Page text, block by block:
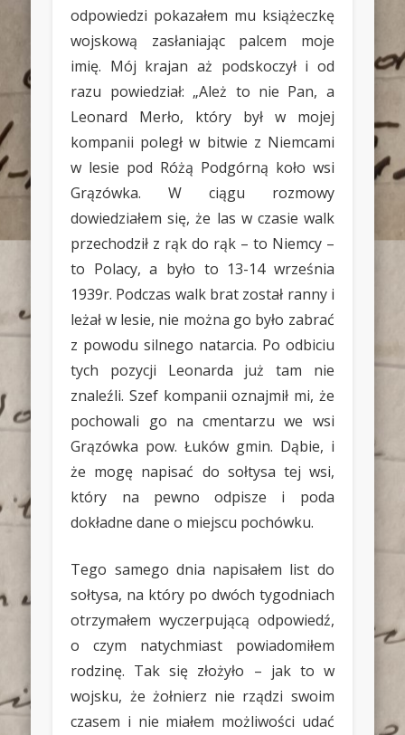
odpowiedzi pokazałem mu książeczkę
wojskową zasłaniając palcem moje
imię. Mój krajan aż podskoczył i od
razu powiedział: „Ależ to nie Pan, a
Leonard Merło, który był w mojej
kompanii poległ w bitwie z Niemcami
w lesie pod Różą Podgórną koło wsi
Grązówka. W ciągu rozmowy
dowiedziałem się, że las w czasie walk
przechodził z rąk do rąk – to Niemcy –
to Polacy, a było to 13-14 września
1939r. Podczas walk brat został ranny i
leżał w lesie, nie można go było zabrać
z powodu silnego natarcia. Po odbiciu
tych pozycji Leonarda już tam nie
znaleźli. Szef kompanii oznajmił mi, że
pochowali go na cmentarzu we wsi
Grązówka pow. Łuków gmin. Dąbie, i
że mogę napisać do sołtysa tej wsi,
który na pewno odpisze i poda
dokładne dane o miejscu pochówku.
Tego samego dnia napisałem list do
sołtysa, na który po dwóch tygodniach
otrzymałem wyczerpującą odpowiedź,
o czym natychmiast powiadomiłem
rodzinę. Tak się złożyło – jak to w
wojsku, że żołnierz nie rządzi swoim
czasem i nie miałem możliwości udać